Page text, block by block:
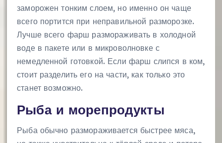
заморожен тонким слоем, но именно он чаще
всего портится при неправильной разморозке.
Лучше всего фарш размораживать в холодной
воде в пакете или в микроволновке с
немедленной готовкой. Если фарш слипся в ком,
стоит разделить его на части, как только это
станет возможно.
Рыба и морепродукты
Рыба обычно размораживается быстрее мяса,